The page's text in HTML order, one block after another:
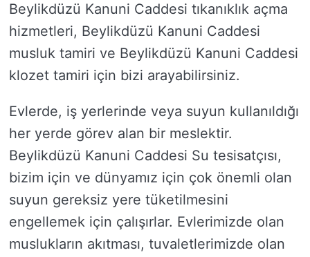
Beylikdüzü Kanuni Caddesi tıkanıklık açma
hizmetleri, Beylikdüzü Kanuni Caddesi
musluk tamiri ve Beylikdüzü Kanuni Caddesi
klozet tamiri için bizi arayabilirsiniz.
Evlerde, iş yerlerinde veya suyun kullanıldığı
her yerde görev alan bir meslektir.
Beylikdüzü Kanuni Caddesi Su tesisatçısı,
bizim için ve dünyamız için çok önemli olan
suyun gereksiz yere tüketilmesini
engellemek için çalışırlar. Evlerimizde olan
muslukların akıtması, tuvaletlerimizde olan